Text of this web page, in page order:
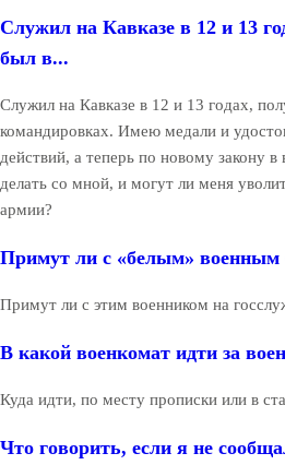
Служил на Кавказе в 12 и 13
был в...
Служил на Кавказе в 12 и 13 годах,
командировках. Имею медали и
действий, а теперь по новому закону в
делать со мной, и могут ли меня
армии?
Примут ли с «белым» военным
Примут ли с этим военником на
В какой военкомат идти за
Куда идти, по месту прописки или в
Что говорить, если я не